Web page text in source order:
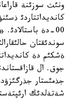
ونئث سوزئنة
سوندئقتان
ةشكئم دة
جوق. ال
جذمئستار
شةتةلدئك